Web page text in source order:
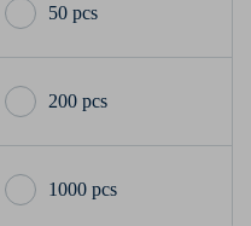
50 pcs
200 pcs
1000 pcs